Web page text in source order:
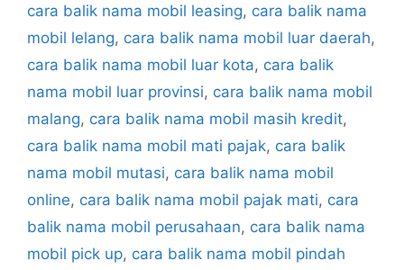
cara balik nama mobil leasing, cara balik nama
mobil lelang, cara balik nama mobil luar daerah,
cara balik nama mobil luar kota, cara balik
nama mobil luar provinsi, cara balik nama mobil
malang, cara balik nama mobil masih kredit,
cara balik nama mobil mati pajak, cara balik
nama mobil mutasi, cara balik nama mobil
online, cara balik nama mobil pajak mati, cara
balik nama mobil perusahaan, cara balik nama
mobil pick up, cara balik nama mobil pindah